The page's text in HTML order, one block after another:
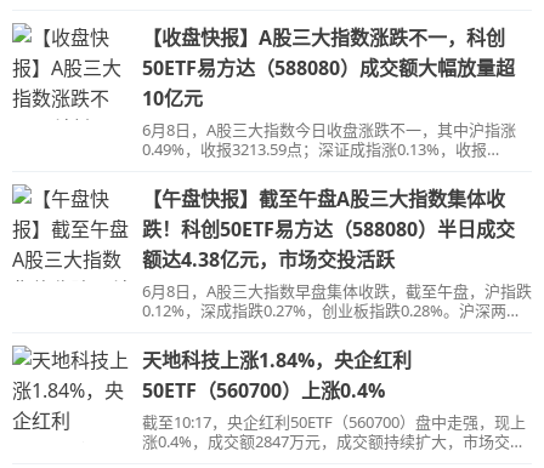
【收盘快报】A股三大指数涨跌不一，科创
50ETF易方达（588080）成交额大幅放量超
10亿元
6月8日，A股三大指数今日收盘涨跌不一，其中沪指涨
0.49%，收报3213.59点；深证成指涨0.13%，收报
创近三年新低。
【午盘快报】截至午盘A股三大指数集体收
跌！科创50ETF易方达（588080）半日成交
额达4.38亿元，市场交投活跃
6月8日，A股三大指数早盘集体收跌，截至午盘，沪指跌
0.12%，深成指跌0.27%，创业板指跌0.28%。沪深两市
超3300只个股下跌。
天地科技上涨1.84%，央企红利
50ETF（560700）上涨0.4%
截至10:17，央企红利50ETF（560700）盘中走强，现上
涨0.4%，成交额2847万元，成交额持续扩大，市场交投